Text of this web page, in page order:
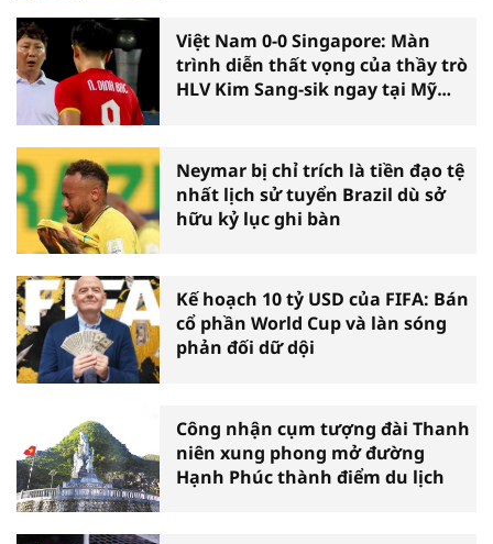
Việt Nam 0-0 Singapore: Màn
trình diễn thất vọng của thầy trò
HLV Kim Sang-sik ngay tại Mỹ
Neymar bị chỉ trích là tiền đạo tệ
nhất lịch sử tuyển Brazil dù sở
hữu kỷ lục ghi bàn
Kế hoạch 10 tỷ USD của FIFA: Bán
cổ phần World Cup và làn sóng
phản đối dữ dội
Công nhận cụm tượng đài Thanh
niên xung phong mở đường
Hạnh Phúc thành điểm du lịch